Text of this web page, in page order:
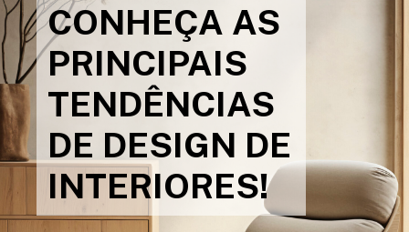
CONHEÇA AS
PRINCIPAIS
TENDÊNCIAS
DE DESIGN DE
INTERIORES!